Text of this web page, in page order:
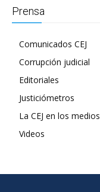
Prensa
Comunicados CEJ
Corrupción judicial
Editoriales
Justiciómetros
La CEJ en los medios
Videos